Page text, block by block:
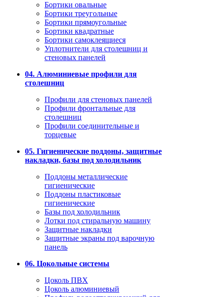
Бортики овальные
Бортики треугольные
Бортики прямоугольные
Бортики квадратные
Бортики самоклеящиеся
Уплотнители для столешниц и
стеновых панелей
04. Алюминиевые профили для
столешниц
Профили для стеновых панелей
Профили фронтальные для
столешниц
Профили соединительные и
торцевые
05. Гигиенические поддоны, защитные
накладки, базы под холодильник
Поддоны металлические
гигиенические
Поддоны пластиковые
гигиенические
Базы под холодильник
Лотки под стиральную машину
Защитные накладки
Защитные экраны под варочную
панель
06. Цокольные системы
Цоколь ПВХ
Цоколь алюминиевый